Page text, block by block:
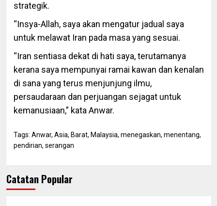
strategik.
“Insya-Allah, saya akan mengatur jadual saya
untuk melawat Iran pada masa yang sesuai.
“Iran sentiasa dekat di hati saya, terutamanya
kerana saya mempunyai ramai kawan dan kenalan
di sana yang terus menjunjung ilmu,
persaudaraan dan perjuangan sejagat untuk
kemanusiaan,” kata Anwar.
Tags: Anwar, Asia, Barat, Malaysia, menegaskan, menentang,
pendirian, serangan
Catatan Popular